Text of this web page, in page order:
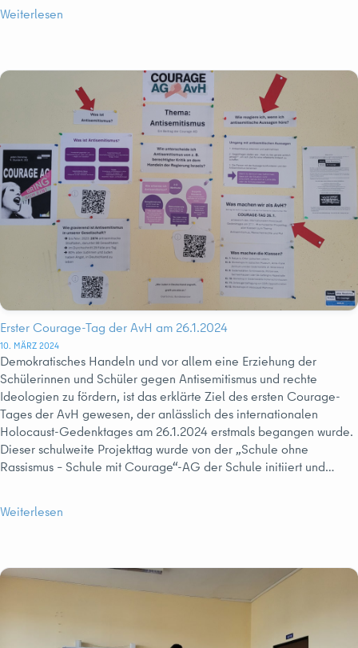
Weiterlesen
Erster Courage-Tag der AvH am 26.1.2024
10. MÄRZ 2024
Demokratisches Handeln und vor allem eine Erziehung der
Schülerinnen und Schüler gegen Antisemitismus und rechte
Ideologien zu fördern, ist das erklärte Ziel des ersten Courage-
Tages der AvH gewesen, der anlässlich des internationalen
Holocaust-Gedenktages am 26.1.2024 erstmals begangen wurde.
Dieser schulweite Projekttag wurde von der „Schule ohne
Rassismus – Schule mit Courage“-AG der Schule initiiert und…
Weiterlesen